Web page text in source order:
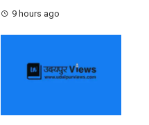
9 hours ago